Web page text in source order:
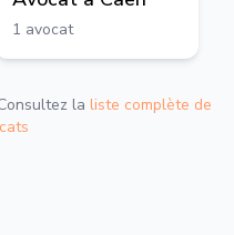
1 avocat
la liste complète de